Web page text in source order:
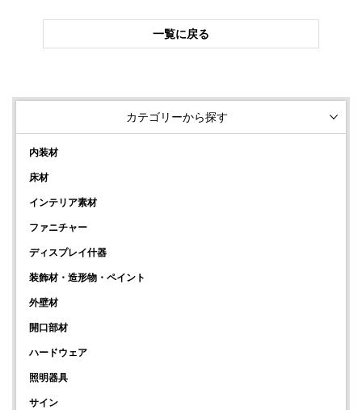
一覧に戻る
カテゴリーから探す
内装材
床材
インテリア素材
ファニチャー
ディスプレイ什器
装飾材・造形物・ペイント
外壁材
開口部材
ハードウェア
照明器具
サイン